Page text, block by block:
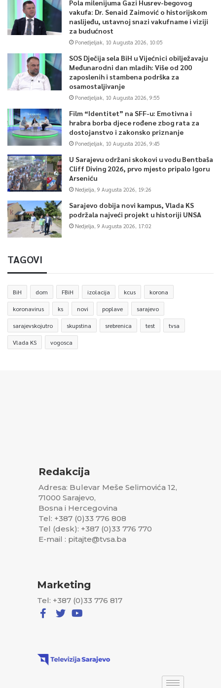
Pola milenijuma Gazi Husrev-begovog
vakufa: Dr. Senaid Zaimović o historijskom
naslijeđu, ustavnoj snazi vakufname i viziji
za budućnost
Ponedjeljak, 10 Augusta 2026, 10:05
SOS Dječija sela BiH u Vijećnici obilježavaju
Međunarodni dan mladih: Više od 200
zaposlenih i stambena podrška za
osamostaljivanje
Ponedjeljak, 10 Augusta 2026, 9:55
Film “Identitet” na SFF-u: Emotivna i
hrabra borba djece rođene zbog rata za
dostojanstvo i zakonsko priznanje
Ponedjeljak, 10 Augusta 2026, 9:45
U Sarajevu održani skokovi u vodu Bentbaša
Cliff Diving 2026, prvo mjesto pripalo Igoru
Arseniću
Nedjelja, 9 Augusta 2026, 19:26
Sarajevo dobija novi kampus, Vlada KS
podržala najveći projekt u historiji UNSA
Nedjelja, 9 Augusta 2026, 17:02
TAGOVI
BiH dom FBiH izolacija kcus korona
koronavirus ks novi poplave sarajevo
sarajevskojutro skupstina srebrenica test tvsa
Vlada KS vogosca
Redakcija
Adresa: Bulevar Meše Selimovića 12,
71000 Sarajevo,
Bosna i Hercegovina
Tel: +387 (0)33 776 808
Tel (desk): +387 (0)33 776 770
E-mail : pitajte@tvsa.ba
Marketing
Tel: +387 (0)33 776 817